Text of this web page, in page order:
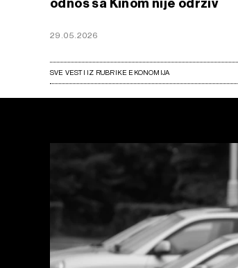
odnos sa Kinom nije održiv
29.05.2026
SVE VESTI IZ RUBRIKE EKONOMIJA